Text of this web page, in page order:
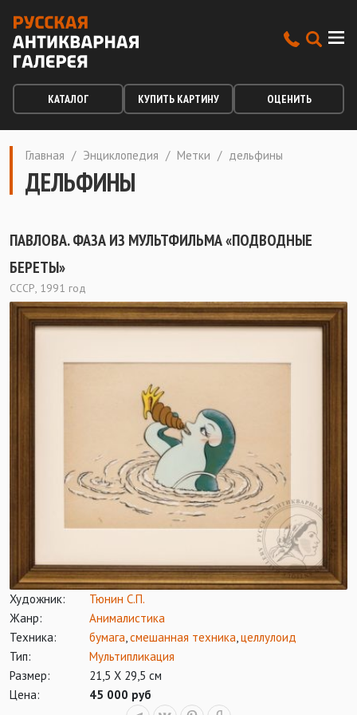
КАТАЛОГ КУПИТЬ КАРТИНУ ОЦЕНИТЬ
Главная / Энциклопедия / Метки / дельфины
ДЕЛЬФИНЫ
ПАВЛОВА. ФАЗА ИЗ МУЛЬТФИЛЬМА «ПОДВОДНЫЕ
БЕРЕТЫ»
СССР, 1991 год
Художник:
Тюнин С.П.
Жанр:
Анималистика
Техника:
бумага,смешанная техника,целлулоид
Тип:
Мультипликация
Размер:
21,5 Х 29,5 см
Цена:
45 000 руб